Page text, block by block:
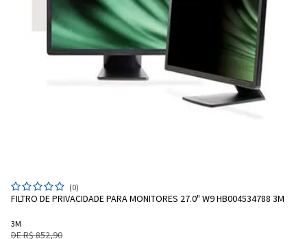
(0)
FILTRO DE PRIVACIDADE PARA MONITORES 27.0" W9 HB004534788 3M
3M
DE R$ 852,90